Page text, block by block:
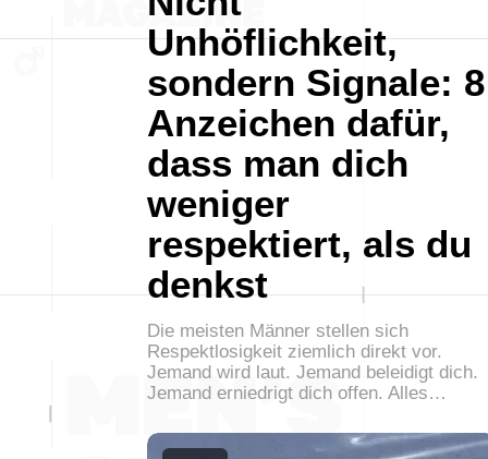
Unhöflichkeit,
sondern Signale: 8
Anzeichen dafür,
dass man dich
weniger
respektiert, als du
denkst
Die meisten Männer stellen sich
Respektlosigkeit ziemlich direkt vor.
Jemand wird laut. Jemand beleidigt dich.
Jemand erniedrigt dich offen. Alles…